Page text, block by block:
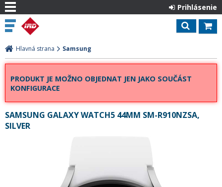
Prihlásenie
Hlavná strana Samsung
PRODUKT JE MOŽNO OBJEDNAT JEN JAKO SOUČÁST
KONFIGURACE
SAMSUNG GALAXY WATCH5 44MM SM-R910NZSA,
SILVER